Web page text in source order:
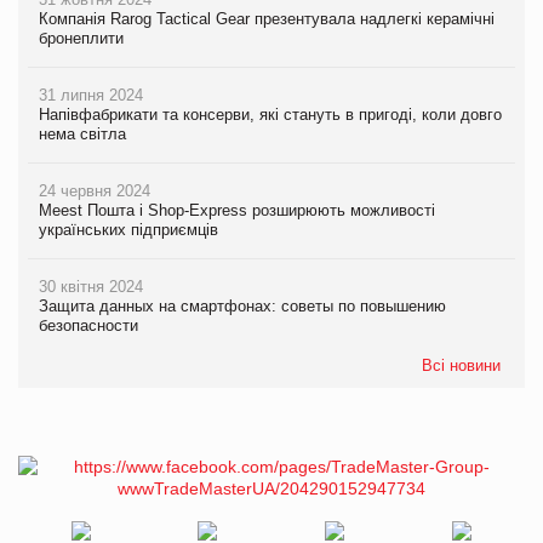
Компанія Rarog Tactical Gear презентувала надлегкі керамічні
бронеплити
31 липня 2024
Напівфабрикати та консерви, які стануть в пригоді, коли довго
нема світла
24 червня 2024
Meest Пошта і Shop-Express розширюють можливості
українських підприємців
30 квітня 2024
Защита данных на смартфонах: советы по повышению
безопасности
Всі новини